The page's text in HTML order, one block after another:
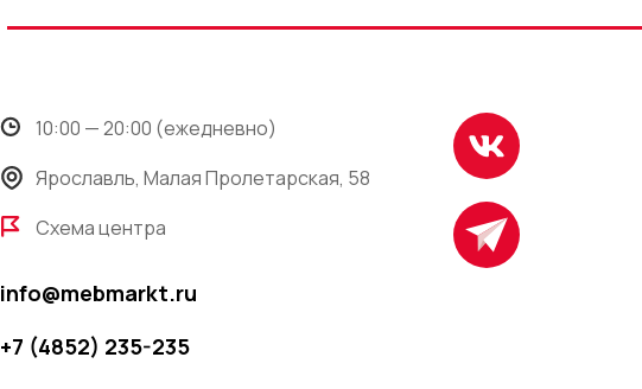
10:00 — 20:00 (ежедневно)
Ярославль, Малая Пролетарская, 58
Схема центра
info@mebmarkt.ru
+7 (4852) 235-235